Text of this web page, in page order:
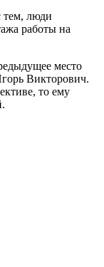
тем, люди
работы на
место
Викторович.
то ему